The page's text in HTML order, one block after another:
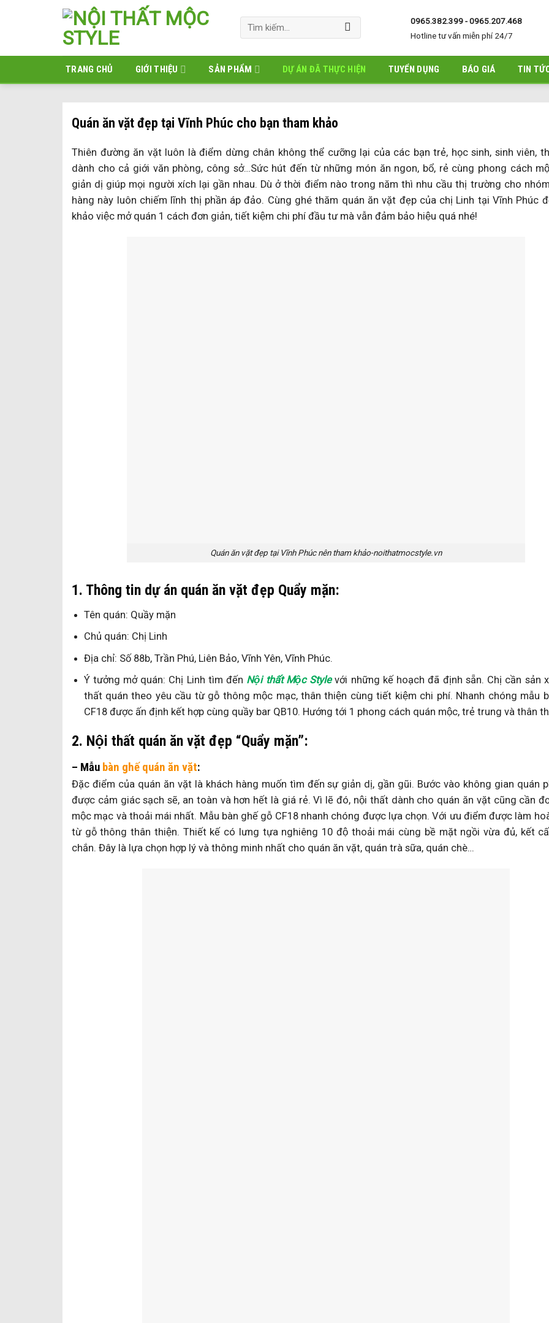
Tìm
0965.382.399 - 0965.207.468
Hotline tư vấn miễn phí 24/7
TRANG CHỦ GIỚI THIỆU SẢN PHẨM DỰ ÁN ĐÃ THỰC HIỆN TUYỂN DỤNG BÁO GIÁ TIN
Quán ăn vặt đẹp tại Vĩnh Phúc cho bạn tham khảo
Thiên đường ăn vặt luôn là điểm dừng chân không thể cưỡng lại của các bạn trẻ, học sinh, sinh viên,
dành cho cả giới văn phòng, công sở…Sức hút đến từ những món ăn ngon, bổ, rẻ cùng phong cách
giản dị giúp mọi người xích lại gần nhau. Dù ở thời điểm nào trong năm thì nhu cầu thị trường cho
hàng này luôn chiếm lĩnh thị phần áp đảo. Cùng ghé thăm quán ăn vặt đẹp của chị Linh tại Vĩnh Phúc
khảo việc mở quán 1 cách đơn giản, tiết kiệm chi phí đầu tư mà vẫn đảm bảo hiệu quá nhé!
Quán ăn vặt đẹp tại Vĩnh Phúc nên tham khảo-noithatmocstyle.vn
1. Thông tin dự án quán ăn vặt đẹp Quẩy mặn:
Tên quán: Quầy mặn
Chủ quán: Chị Linh
Địa chỉ: Số 88b, Trần Phú, Liên Bảo, Vĩnh Yên, Vĩnh Phúc.
Ý tưởng mở quán: Chị Linh tìm đến Nội thất Mộc Stylevới những kế hoạch đã định sẵn. Chị cần sản
thất quán theo yêu cầu từ gỗ thông mộc mạc, thân thiện cùng tiết kiệm chi phí. Nhanh chóng mẫu
CF18 được ấn định kết hợp cùng quầy bar QB10. Hướng tới 1 phong cách quán mộc, trẻ trung và thân
2. Nội thất quán ăn vặt đẹp “Quẩy mặn”:
– Mẫu bàn ghế quán ăn vặt:
Đặc điểm của quán ăn vặt là khách hàng muốn tìm đến sự giản dị, gần gũi. Bước vào không gian quán
được cảm giác sạch sẽ, an toàn và hơn hết là giá rẻ. Vì lẽ đó, nội thất dành cho quán ăn vặt cũng cần
mộc mạc và thoải mái nhất. Mẫu bàn ghế gỗ CF18 nhanh chóng được lựa chọn. Với ưu điểm được làm
từ gỗ thông thân thiện. Thiết kế có lưng tựa nghiêng 10 độ thoải mái cùng bề mặt ngồi vừa đủ, kết
chắn. Đây là lựa chọn hợp lý và thông minh nhất cho quán ăn vặt, quán trà sữa, quán chè…